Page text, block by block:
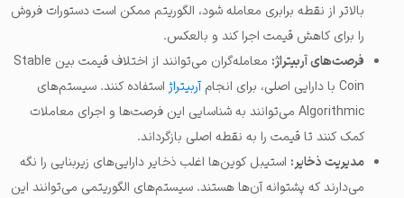
بالاتر از نقطه برابری معامله شود، الگوریتم ممکن است دستورات فروش
را برای کاهش قیمت اجرا کند و بالعکس.
فرصت‌های آربیتراژ:
معامله‌گران می‌توانند از اختلاف قیمت بین Stable
Coin با دارایی اصلی، برای انجام
آربیتراژ استفاده کنند. سیستم‌های
Algorithmic می‌توانند به شناسایی این فرصت‌ها و اجرای معاملات
کمک کنند تا قیمت را به نقطه اصلی بازگرداند.
مدیریت ذخایر: استیبل کوین‌ها اغلب ذخایر دارایی‌های زیربنایی را نگه
می‌دارند که پشتوانه آن‌ها هستند. سیستم‌های الگوریتمی می‌توانند این